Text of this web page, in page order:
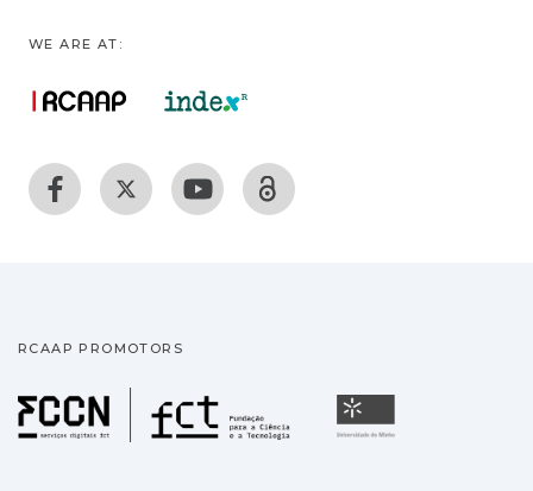
WE ARE AT:
RCAAP PROMOTORS
Fundação para a